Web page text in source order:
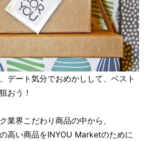
デート気分でおめかしして、ベスト
おう！
業界こだわり商品の中から、
高い商品をINYOU Marketのために